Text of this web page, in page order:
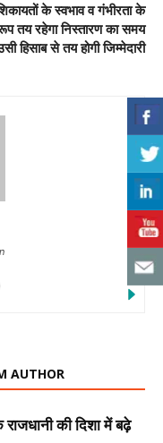
के स्वभाव व गंभीरता के
तय रहेगा निस्तारण का समय
हिसाब से तय होगी जिम्मेदारी
AUTHOR
की दिशा में बढ़े